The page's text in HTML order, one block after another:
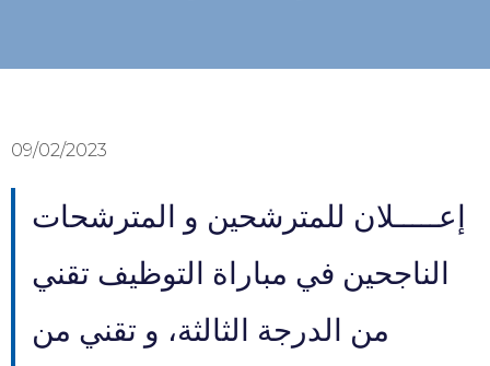
09/02/2023
إعـــــلان للمترشحين و المترشحات
الناجحين في مباراة التوظيف تقني
من الدرجة الثالثة، و تقني من